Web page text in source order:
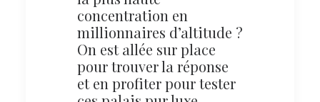
concentration en
millionnaires d’altitude ?
On est allée sur place
pour trouver la réponse
et en profiter pour tester